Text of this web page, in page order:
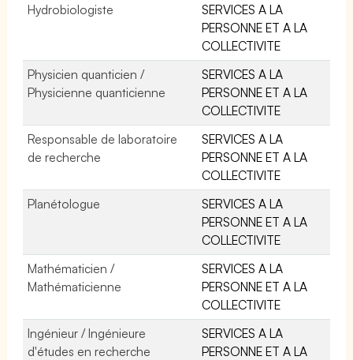
Hydrobiologiste
SERVICES A LA
PERSONNE ET A LA
COLLECTIVITE
Physicien quanticien /
Physicienne quanticienne
SERVICES A LA
PERSONNE ET A LA
COLLECTIVITE
Responsable de laboratoire
de recherche
SERVICES A LA
PERSONNE ET A LA
COLLECTIVITE
Planétologue
SERVICES A LA
PERSONNE ET A LA
COLLECTIVITE
Mathématicien /
Mathématicienne
SERVICES A LA
PERSONNE ET A LA
COLLECTIVITE
Ingénieur / Ingénieure
d'études en recherche
SERVICES A LA
PERSONNE ET A LA